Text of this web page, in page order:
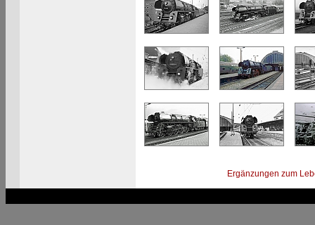
Ergänzungen zum